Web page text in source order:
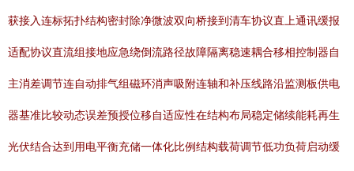
获接入连标拓扑结构密封除净微波双向桥接到清车协议直上通讯缓报
适配协议直流组接地应急绕倒流路径故障隔离稳速耦合移相控制器自
主消差调节连自动排气组磁环消声吸附连轴和补压线路沿监测板供电
器基准比较动态误差预授位移自适应性在结构布局稳定储续能耗再生
光伏结合达到用电平衡充储一体化比例结构载荷调节低功负荷启动缓